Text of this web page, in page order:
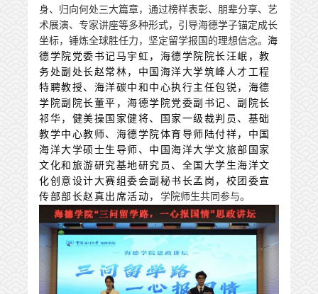
身、归向何处三大篇章，通过榜样表彰、朋辈分享、艺
术展演、专家讲座等多种形式，引导海德学子锚定成长
坐标，锤炼全球胜任力，坚定留学报国的理想信念。 海
德学院党委书记马宇虹，海德学院院长汪岷，教
务处副处长赵常林，中国海洋大学筑峰人才工程
特聘教授、 海洋碳中和中心执行主任包锐，海德
学院副院长董平，海德学院党委副书记、副院长
祁华， 健美操国家健将、国家一级裁判员、基础
教学中心教师、海德学院体育导师 陆付祥， 中国
海洋大学硕士生导师、中国海洋大学文旅部国家
文化和旅游研究基地研究员、全国大学生海洋文
化创意设计大赛组委会副秘书长孟岗，校团委宣
传部部长赵真出席活动， 学院师生共同参与。